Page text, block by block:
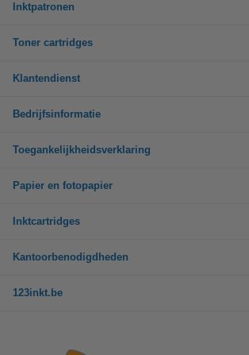
Inktpatronen
Toner cartridges
Klantendienst
Bedrijfsinformatie
Toegankelijkheidsverklaring
Papier en fotopapier
Inktcartridges
Kantoorbenodigdheden
123inkt.be